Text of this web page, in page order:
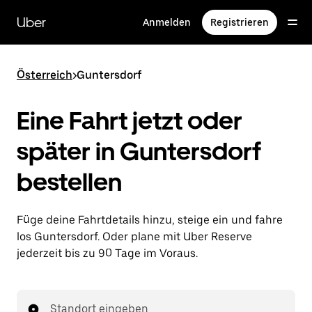
zum
Hauptinhalt
Uber Anmelden Registrieren
Österreich>Guntersdorf
Eine Fahrt jetzt oder
später in Guntersdorf
bestellen
Füge deine Fahrtdetails hinzu, steige ein und fahre
los Guntersdorf. Oder plane mit Uber Reserve
jederzeit bis zu 90 Tage im Voraus.
Standort eingeben